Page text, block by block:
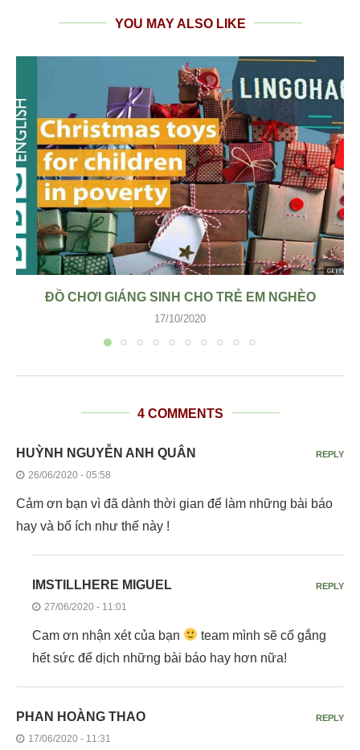
YOU MAY ALSO LIKE
ĐỒ CHƠI GIÁNG SINH CHO TRẺ EM NGHÈO
17/10/2020
4 COMMENTS
HUỲNH NGUYỄN ANH QUÂN
26/06/2020 - 05:58
Cảm ơn bạn vì đã dành thời gian để làm những bài báo
hay và bổ ích như thế này !
REPLY
IMSTILLHERE MIGUEL
27/06/2020 - 11:01
Cam ơn nhận xét của bạn
team mình sẽ cố gắng
hết sức để dịch những bài báo hay hơn nữa!
REPLY
PHAN HOÀNG THAO
17/06/2020 - 11:31
REPLY